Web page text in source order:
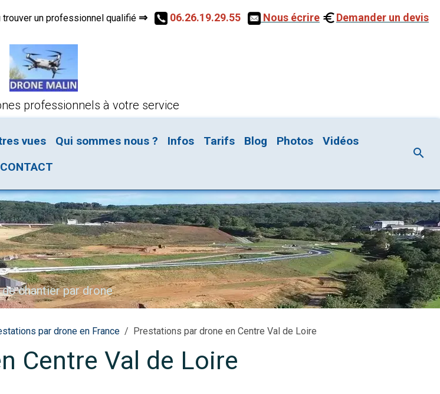
un professionnel qualifié ⇒ 06.26.19.29.55 Nous écrire Demander un devis
professionnels à votre service
vues Qui sommes nous ? Infos Tarifs Blog Photos
Vidéos
CONTACT
chantier par drone
par drone en France Prestations par drone en Centre Val de Loire
Centre Val de Loire